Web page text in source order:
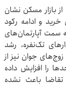
بازار مسکن نشان
و ادامه رکود
سمت آپارتمان‌های
تک‌نفره، رشد
جوان نیز از
را افزایش داده
باعث نشده